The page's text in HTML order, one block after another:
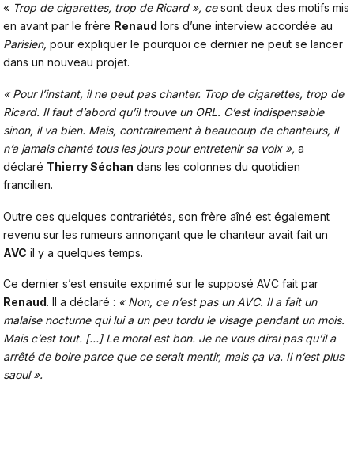
« Trop de cigarettes, trop de Ricard », cesont deux des motifs mis
en avant par le frère Renaud lors d’une interview accordée au
Parisien, pour expliquer le pourquoi ce dernier ne peut se lancer
dans un nouveau projet.
« Pour l’instant, il ne peut pas chanter. Trop de cigarettes, trop de
Ricard. Il faut d’abord qu’il trouve un ORL. C’est indispensable
sinon, il va bien. Mais, contrairement à beaucoup de chanteurs, il
n’a jamais chanté tous les jours pour entretenir sa voix », a
déclaré Thierry Séchan dans les colonnes du quotidien
francilien.
Outre ces quelques contrariétés, son frère aîné est également
revenu sur les rumeurs annonçant que le chanteur avait fait un
AVC il y a quelques temps.
Ce dernier s’est ensuite exprimé sur le supposé AVC fait par
Renaud. Il a déclaré : « Non, ce n’est pas un AVC. Il a fait un
malaise nocturne qui lui a un peu tordu le visage pendant un mois.
Mais c’est tout. […] Le moral est bon. Je ne vous dirai pas qu’il a
arrêté de boire parce que ce serait mentir, mais ça va. Il n’est plus
saoul ».